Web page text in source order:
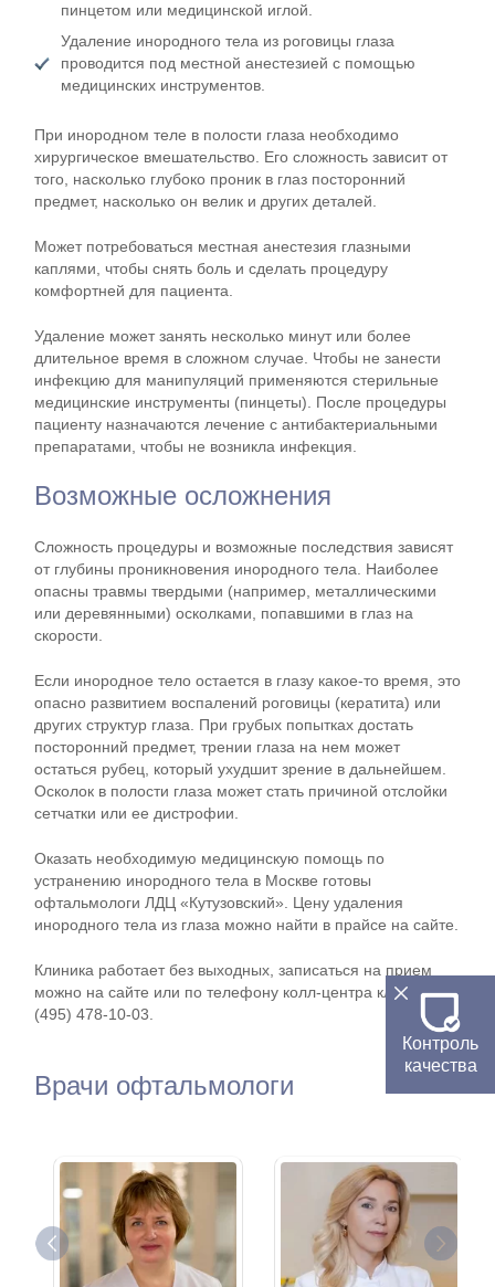
пинцетом или медицинской иглой.
Удаление инородного тела из роговицы глаза
проводится под местной анестезией с помощью
медицинских инструментов.
При инородном теле в полости глаза необходимо
хирургическое вмешательство. Его сложность зависит от
того, насколько глубоко проник в глаз посторонний
предмет, насколько он велик и других деталей.
Может потребоваться местная анестезия глазными
каплями, чтобы снять боль и сделать процедуру
комфортней для пациента.
Удаление может занять несколько минут или более
длительное время в сложном случае. Чтобы не занести
инфекцию для манипуляций применяются стерильные
медицинские инструменты (пинцеты). После процедуры
пациенту назначаются лечение с антибактериальными
препаратами, чтобы не возникла инфекция.
Возможные осложнения
Сложность процедуры и возможные последствия зависят
от глубины проникновения инородного тела. Наиболее
опасны травмы твердыми (например, металлическими
или деревянными) осколками, попавшими в глаз на
скорости.
Если инородное тело остается в глазу какое-то время, это
опасно развитием воспалений роговицы (кератита) или
других структур глаза. При грубых попытках достать
посторонний предмет, трении глаза на нем может
остаться рубец, который ухудшит зрение в дальнейшем.
Осколок в полости глаза может стать причиной отслойки
сетчатки или ее дистрофии.
Оказать необходимую медицинскую помощь по
устранению инородного тела в Москве готовы
офтальмологи ЛДЦ «Кутузовский». Цену удаления
инородного тела из глаза можно найти в прайсе на сайте.
Клиника работает без выходных, записаться на прием
можно на сайте или по телефону колл-центра клиники: +7
(495) 478-10-03.
Врачи офтальмологи
Контроль
качества